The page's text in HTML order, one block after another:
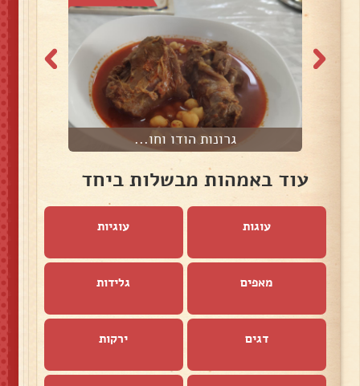
גרונות הודו וחו...
עוד באמהות מבשלות ביחד
עוגות עוגיות
מאפים גלידות
דגים ירקות